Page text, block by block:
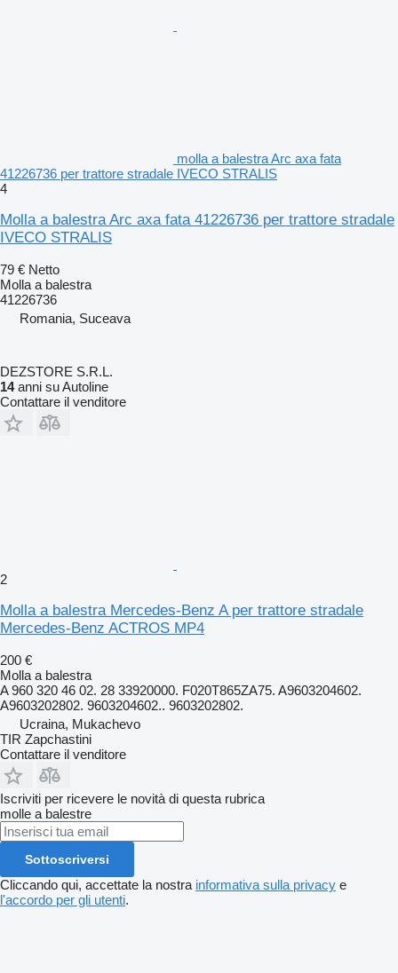
molla a balestra Arc axa fata
41226736 per trattore stradale IVECO STRALIS
4
Molla a balestra Arc axa fata 41226736 per trattore stradale
IVECO STRALIS
79 € Netto
Molla a balestra
41226736
Romania, Suceava
DEZSTORE S.R.L.
14anni su Autoline
Contattare il venditore
2
Molla a balestra Mercedes-Benz A per trattore stradale
Mercedes-Benz ACTROS MP4
200 €
Molla a balestra
A 960 320 46 02. 28 33920000. F020T865ZA75. A9603204602.
A9603202802. 9603204602.. 9603202802.
Ucraina, Mukachevo
TIR Zapchastini
Contattare il venditore
Iscriviti per ricevere le novità di questa rubrica
molle a balestre
Sottoscriversi
Cliccando qui, accettate la nostra informativa sulla privacy e
l'accordo per gli utenti.